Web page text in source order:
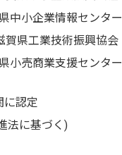
中小企業情報センター
賀県工業技術振興協会
小売商業支援センター
に認定
法に基づく)